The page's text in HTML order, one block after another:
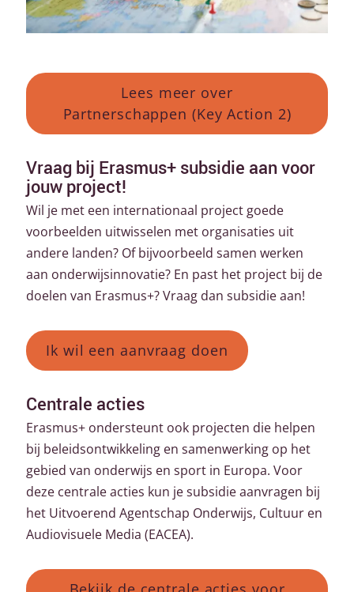
Lees meer over
Partnerschappen (Key Action 2)
Vraag bij Erasmus+ subsidie aan voor
jouw project!
Wil je met een internationaal project goede
voorbeelden uitwisselen met organisaties uit
andere landen? Of bijvoorbeeld samen werken
aan onderwijsinnovatie? En past het project bij de
doelen van Erasmus+? Vraag dan subsidie aan!
Ik wil een aanvraag doen
Centrale acties
Erasmus+ ondersteunt ook projecten die helpen
bij beleidsontwikkeling en samenwerking op het
gebied van onderwijs en sport in Europa. Voor
deze centrale acties kun je subsidie aanvragen bij
het Uitvoerend Agentschap Onderwijs, Cultuur en
Audiovisuele Media (EACEA).